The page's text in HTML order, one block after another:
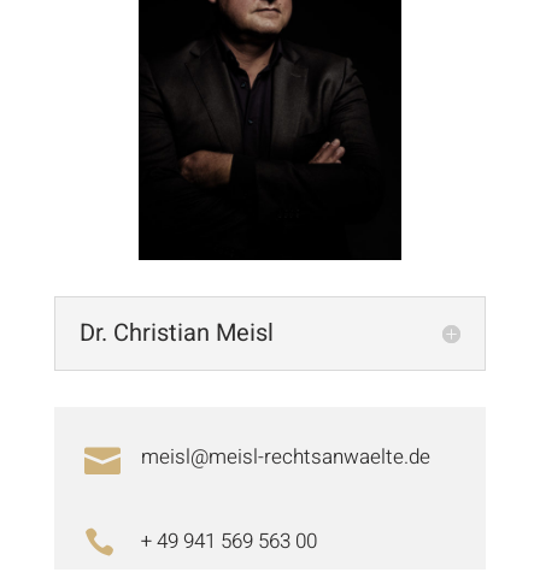
Dr. Christian Meisl
 meisl@meisl-rechtsanwaelte.de
 + 49 941 569 563 00